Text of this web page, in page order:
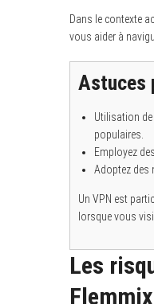
Dans le contexte
vous aider à
Astuces
Utilisation
populaires.
Employez
Adoptez des
Un VPN est
lorsque vous
Les
Flemmix